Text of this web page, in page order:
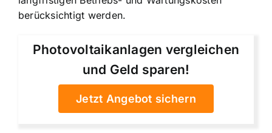
berücksichtigt werden.
Photovoltaikanlagen vergleichen
und Geld sparen!
Jetzt Angebot sichern